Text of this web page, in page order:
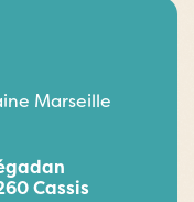
Marseille
Cassis